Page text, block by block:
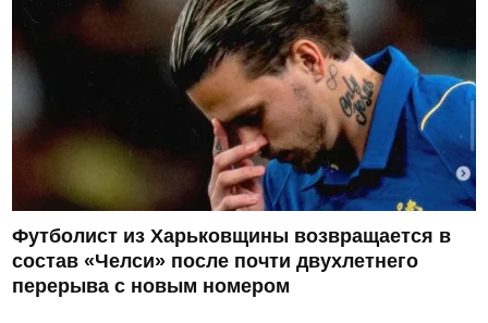
Футболист из Харьковщины возвращается в
состав «Челси» после почти двухлетнего
перерыва с новым номером